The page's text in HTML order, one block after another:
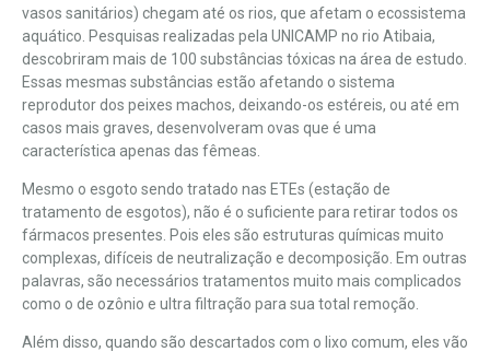
vasos sanitários) chegam até os rios, que afetam o ecossistema
aquático. Pesquisas realizadas pela UNICAMP no rio Atibaia,
descobriram mais de 100 substâncias tóxicas na área de estudo.
Essas mesmas substâncias estão afetando o sistema
reprodutor dos peixes machos, deixando-os estéreis, ou até em
casos mais graves, desenvolveram ovas que é uma
característica apenas das fêmeas.
Mesmo o esgoto sendo tratado nas ETEs (estação de
tratamento de esgotos), não é o suficiente para retirar todos os
fármacos presentes. Pois eles são estruturas químicas muito
complexas, difíceis de neutralização e decomposição. Em outras
palavras, são necessários tratamentos muito mais complicados
como o de ozônio e ultra filtração para sua total remoção.
Além disso, quando são descartados com o lixo comum, eles vão